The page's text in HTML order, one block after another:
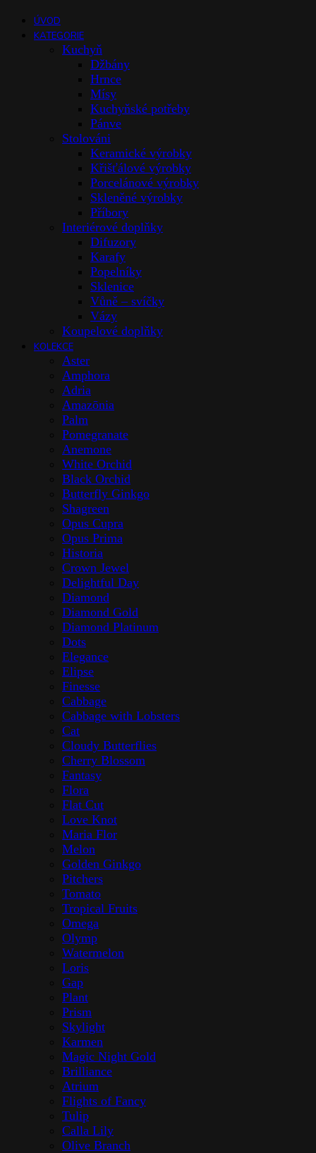
ÚVOD
KATEGORIE
Kuchyň
Džbány
Hrnce
Mísy
Kuchyňské potřeby
Pánve
Stolováni
Keramické výrobky
Křišťálové výrobky
Porcelánové výrobky
Skleněné výrobky
Příbory
Interiérové doplňky
Difuzory
Karafy
Popelníky
Sklenice
Vůně – svíčky
Vázy
Koupelové doplňky
KOLEKCE
Aster
Amphora
Adria
Amazōnia
Palm
Pomegranate
Anemone
White Orchid
Black Orchid
Butterfly Ginkgo
Shagreen
Opus Cupra
Opus Prima
Historia
Crown Jewel
Delightful Day
Diamond
Diamond Gold
Diamond Platinum
Dots
Elegance
Elipse
Finesse
Cabbage
Cabbage with Lobsters
Cat
Cloudy Butterflies
Cherry Blossom
Fantasy
Flora
Flat Cut
Love Knot
Maria Flor
Melon
Golden Ginkgo
Pitchers
Tomato
Tropical Fruits
Omega
Olymp
Watermelon
Loris
Gap
Plant
Prism
Skylight
Karmen
Magic Night Gold
Brilliance
Atrium
Flights of Fancy
Tulip
Calla Lily
Olive Branch